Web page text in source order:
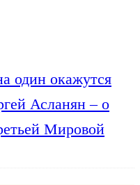
один окажутся
Асланян – о
Мировой